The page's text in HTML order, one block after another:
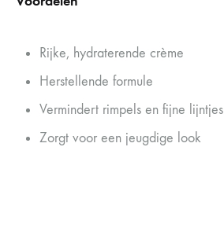
Rijke, hydraterende crème
Herstellende formule
Vermindert rimpels en fijne lijntjes
Zorgt voor een jeugdige look